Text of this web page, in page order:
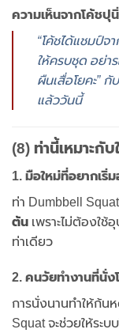
ความเห็นจากโค้ชปุ
“โค้ชได้แชมป์จ
ให้ครบชุด อย่า
ผืนเสื่อโยคะ”
แล้ววันนี้
(8) ท่านี้เหมาะกับ
1. มือใหม่ที่อยากเริ่
ท่า Dumbbell
ต้น เพราะไม่ต้องใ
ท่าเดียว
2. คนวัยทำงานที่นั่ง
การนั่งนานทำให้ก้น
Squat จะช่วยให้ระ